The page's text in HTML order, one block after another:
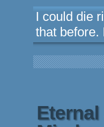
I could die
that before.